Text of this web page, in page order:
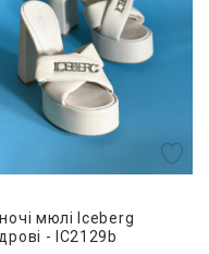
мюлі Iceberg
- IC2129b